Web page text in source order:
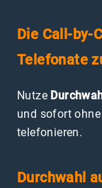
Die Call-by-
Telefonate
Nutze
und sofort
telefonieren.
Durchwahl